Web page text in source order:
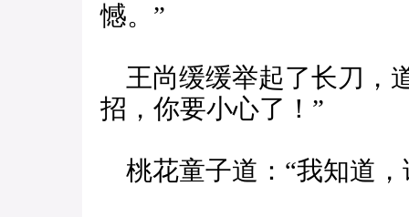
憾。”
王尚缓缓举起了长刀，
招，你要小心了！”
桃花童子道：“我知道，